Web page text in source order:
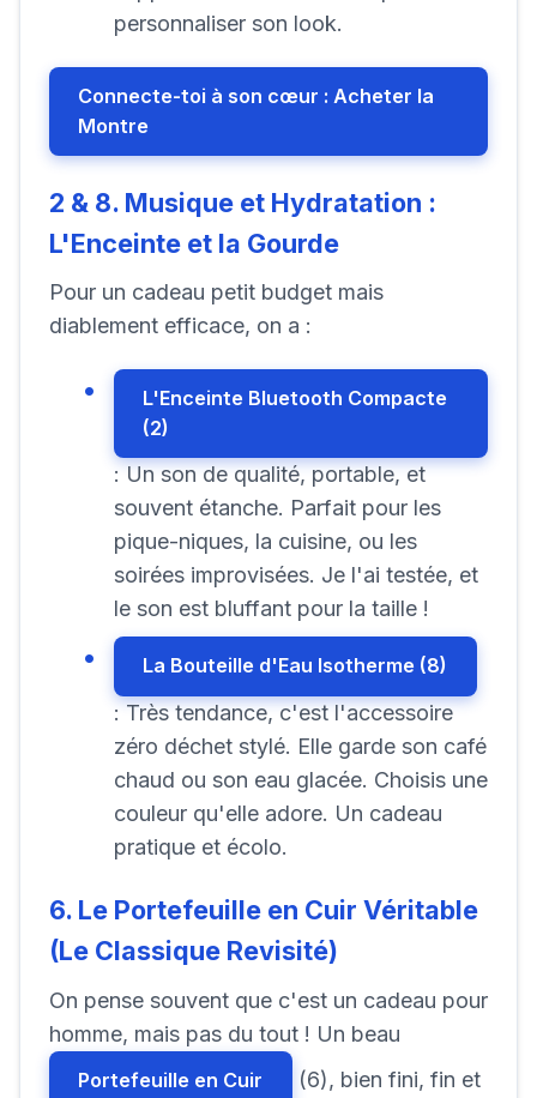
personnaliser son look.
Connecte-toi à son cœur : Acheter la
Montre
2 & 8. Musique et Hydratation :
L'Enceinte et la Gourde
Pour un cadeau petit budget mais
diablement efficace, on a :
L'Enceinte Bluetooth Compacte
(2)
: Un son de qualité, portable, et
souvent étanche. Parfait pour les
pique-niques, la cuisine, ou les
soirées improvisées. Je l'ai testée, et
le son est bluffant pour la taille !
La Bouteille d'Eau Isotherme (8)
: Très tendance, c'est l'accessoire
zéro déchet stylé. Elle garde son café
chaud ou son eau glacée. Choisis une
couleur qu'elle adore. Un cadeau
pratique et écolo.
6. Le Portefeuille en Cuir Véritable
(Le Classique Revisité)
On pense souvent que c'est un cadeau pour
homme, mais pas du tout ! Un beau
Portefeuille en Cuir
(6), bien fini, fin et